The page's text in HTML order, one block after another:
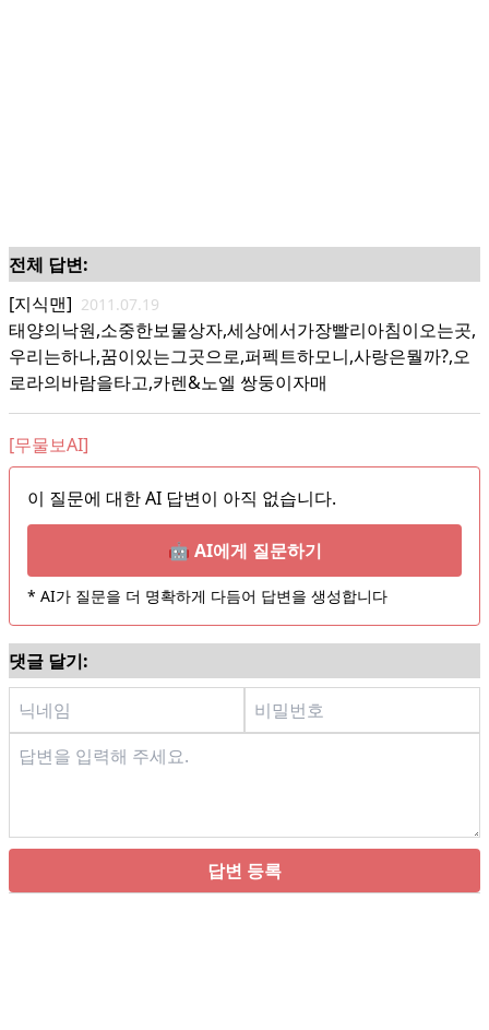
전체 답변:
[지식맨] 2011.07.19
태양의낙원,소중한보물상자,세상에서가장빨리아침이오는곳,
우리는하나,꿈이있는그곳으로,퍼펙트하모니,사랑은뭘까?,오
로라의바람을타고,카렌&노엘 쌍둥이자매
[무물보AI]
이 질문에 대한 AI 답변이 아직 없습니다.
🤖 AI에게 질문하기
* AI가 질문을 더 명확하게 다듬어 답변을 생성합니다
댓글 달기:
답변 등록